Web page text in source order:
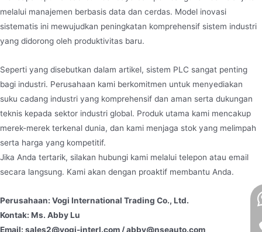
melalui manajemen berbasis data dan cerdas. Model inovasi
sistematis ini mewujudkan peningkatan komprehensif sistem industri
yang didorong oleh produktivitas baru.
Seperti yang disebutkan dalam artikel, sistem PLC sangat penting
bagi industri. Perusahaan kami berkomitmen untuk menyediakan
suku cadang industri yang komprehensif dan aman serta dukungan
teknis kepada sektor industri global. Produk utama kami mencakup
merek-merek terkenal dunia, dan kami menjaga stok yang melimpah
serta harga yang kompetitif.
Jika Anda tertarik, silakan hubungi kami melalui telepon atau email
secara langsung. Kami akan dengan proaktif membantu Anda.
Perusahaan: Vogi International Trading Co., Ltd.
Kontak: Ms. Abby Lu
Email: sales2@vogi-interl.com / abby@nseauto.com